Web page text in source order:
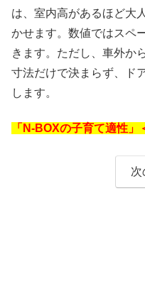
は、室内高があるほど大
かせます。数値ではスペ
きます。ただし、車外か
寸法だけで決まらず、ド
します。
「N-BOXの子育て適性
次